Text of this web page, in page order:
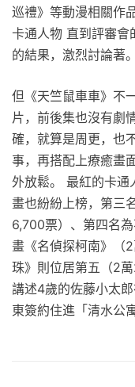
巡禮》等動漫相關作
卡通人物 直到評審會
的結果，激烈討論著。
但《天竺鼠車車》不
片，前後集也沒有劇
確，就算是周更，也
事，再搭配上療癒畫
外放鬆。 最紅的卡通
畫也紛紛上榜，第三
6,700票）、第四名
畫《名偵探柯南》（
珠》則位居第五（2
講述4歲的佐藤小太
東簽約住進「清水公